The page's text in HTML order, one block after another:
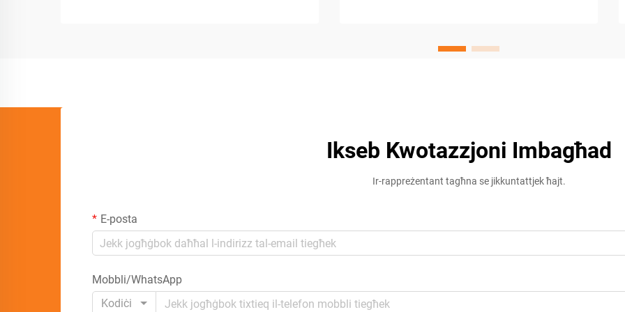
Ikseb Kwotazzjoni Imbagħad
Ir-rappreżentant tagħna se jikkuntattjek ħajt.
E-posta
Mobbli/WhatsApp
Kodiċi